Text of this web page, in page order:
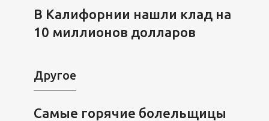
В Калифорнии нашли клад на
10 миллионов долларов
Другое
Самые горячие болельщицы